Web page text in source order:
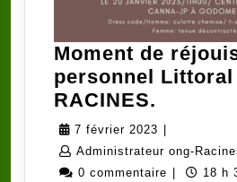
Moment de
personnel Littoral
RACINES.
de
du
7 février 2023 7
février
2023
Administrateur ong-
0 commentaire
18 h